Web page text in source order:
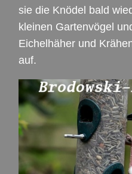
sie die Knödel bald
kleinen Gartenvögel
Eichelhäher und
auf.